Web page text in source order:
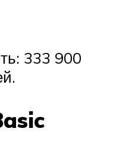
333 900